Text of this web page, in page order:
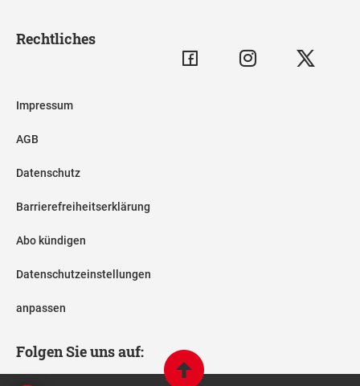
Rechtliches
Impressum
AGB
Datenschutz
Barrierefreiheitserklärung
Abo kündigen
Datenschutzeinstellungen
anpassen
Folgen Sie uns auf: